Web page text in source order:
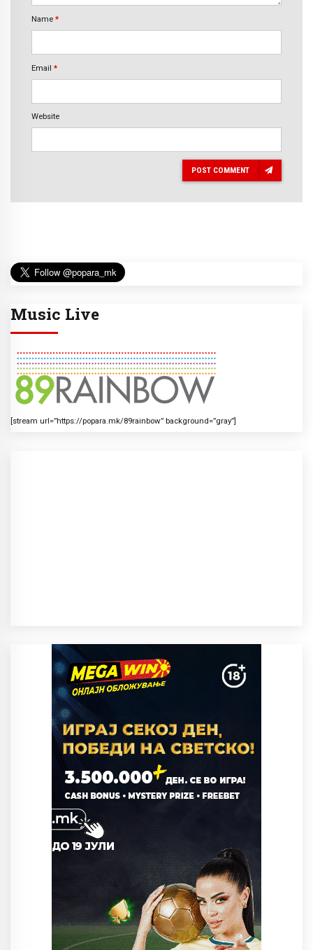
Name *
Email *
Website
POST COMMENT
Music Live
[stream url=”https://popara.mk/89rainbow” background=”gray”]